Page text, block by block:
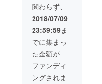
お届け
いたし
ます）
④ホリ
エモン
祭 in カ
ンボジ
アのフ
ライ
ヤー (猫
ひろし
8月を予
定して
いま
す。
み放
題）
22:30
・『猫
ひろし
with
Dream
Boys』
ては、
ご希望
以下に
ご変更
も可能
です。
A)一般
チケッ
ト10名
の同席
権
④WAG
YUMAF
IA特別
和牛メ
ニュー
を追加
【WAG
YU
江貴文
＆猫ひ
ろしと
同席権
☆航空
券、Ｖ
ＩＳ
Ａ、宿
泊につ
いて☆
関わらず、
2018/07/09
23:59:59ま
でに集まっ
た金額が
ファンディ
ングされま